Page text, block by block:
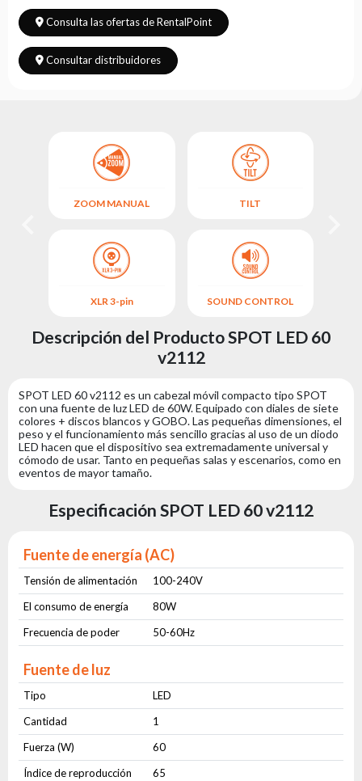
serie
Consulta las ofertas de RentalPoint
Consultar distribuidores
ZOOM MANUAL
XLR 3-pin
TILT
SOUND CONTROL
Descripción del Producto SPOT LED 60
v2112
SPOT LED 60 v2112 es un cabezal móvil compacto tipo SPOT
con una fuente de luz LED de 60W. Equipado con diales de siete
colores + discos blancos y GOBO. Las pequeñas dimensiones, el
peso y el funcionamiento más sencillo gracias al uso de un diodo
LED hacen que el dispositivo sea extremadamente universal y
cómodo de usar. Tanto en pequeñas salas y escenarios, como en
eventos de mayor tamaño.
Especificación SPOT LED 60 v2112
Fuente de energía (AC)
Tensión de alimentación
100-240V
El consumo de energía
80W
Frecuencia de poder
50-60Hz
Fuente de luz
Tipo
LED
Cantidad
1
Fuerza (W)
60
Índice de reproducción
65